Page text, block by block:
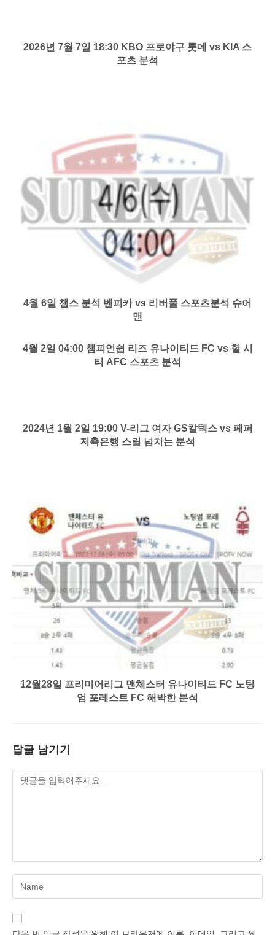
2026년 7월 7일 18:30 KBO 프로야구 롯데 vs KIA 스
포츠 분석
4월 6일 챔스 분석 벤피카 vs 리버풀 스포츠분석 슈어
맨
4월 2일 04:00 챔피언쉽 리즈 유나이티드 FC vs 헐 시
티 AFC 스포츠 분석
2024년 1월 2일 19:00 V-리그 여자 GS칼텍스 vs 페퍼
저축은행 스릴 넘치는 분석
12월28일 프리미어리그 맨체스터 유나이티드 FC 노팅
엄 포레스트 FC 해박한 분석
답글 남기기
Enter
your
name